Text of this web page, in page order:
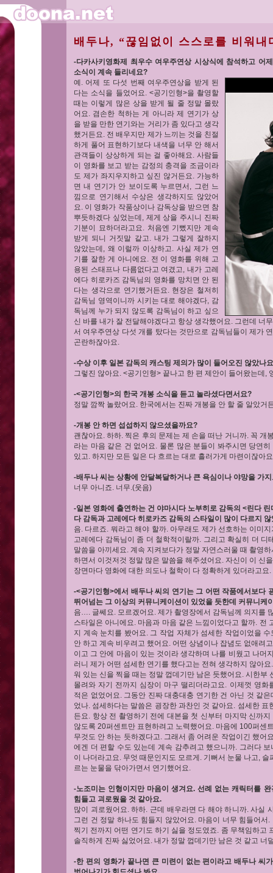
배두나, “끊임없이 스스로를 비워내
-다카사키영화제 최우수 여우주연상 시상식에 참석하고 어
소식이 계속 들리네요?
예. 어제 또 다섯 번째 여우주연상을 받게 된
다는 소식을 들었어요. <공기인형>을 촬영할
때는 이렇게 많은 상을 받게 될 줄 정말 몰랐
어요. 겸손한 척하는 게 아니라 제 연기가 상
을 받을 만한 연기와는 거리가 좀 있다고 생각
했거든요. 전 배우지만 제가 느끼는 것을 친절
하게 풀어 표현하기보다 내색을 너무 안 해서
관객들이 상상하게 되는 걸 좋아해요. 사람들
이 영화를 보고 받는 감정의 충격을 조금이라
도 제가 좌지우지하고 싶진 않거든요. 가능하
면 내 연기가 안 보이도록 누르면서, 그런 느
낌으로 연기해서 수상은 생각하지도 않았어
요. 이 영화가 작품상이나 감독상을 받으면 참
뿌듯하겠다 싶었는데, 제게 상을 주시니 진짜
기분이 묘하더라고요. 처음엔 기뻤지만 계속
받게 되니 거짓말 같고. 내가 그렇게 잘하지
않았는데, 왜 이럴까 이상하고. 사실 제가 연
기를 잘한 게 아니에요. 전 이 영화를 위해 고
용된 스태프나 다름없다고 여겼고, 내가 고레
에다 히로카즈 감독님의 영화를 망치면 안 된
다는 생각으로 연기했거든요. 현장은 철저히
감독님 영역이니까 시키는 대로 해야겠다, 감
독님께 누가 되지 않도록 감독님이 하고 싶으
신 바를 내가 잘 전달해야겠다고 항상 생각했어요. 그런데 너
서 여우주연상 다섯 개를 탔다는 것만으로 감독님들이 제가
곤란하잖아요.
-수상 이후 일본 감독의 캐스팅 제의가 많이 들어오진 않았나
그렇진 않아요. <공기인형> 끝나고 한 편 제안이 들어왔는데,
-<공기인형>의 한국 개봉 소식을 듣고 놀라셨다면서요?
정말 깜짝 놀랐어요. 한국에서는 진짜 개봉을 안 할 줄 알았거
-개봉 안 하면 섭섭하지 않으셨을까요?
괜찮아요. 하하. 찍은 후의 문제는 제 손을 떠난 거니까. 꼭 개
라는 마음 같은 건 없어요. 물론 많은 분들이 봐주시면 당연
있고. 하지만 모든 일은 다 흐르는 대로 흘러가게 마련이잖아
-배두나 씨는 상황에 안달복달하거나 큰 욕심이나 야망을 가
너무 아니죠. 너무.(웃음)
-일본 영화에 출연하는 건 야마시다 노부히로 감독의 <린다
다 감독과 고레에다 히로카즈 감독의 스타일이 많이 다르지
음. 다르죠. 뭐라고 해야 할까. 아무래도 제가 선호하는 이미
고레에다 감독님이 좀 더 철학적이랄까. 그리고 확실히 더 디
말씀을 아끼세요. 계속 지켜보다가 정말 자연스러울 때 촬영
하면서 이것저것 정말 많은 말씀을 해주셨어요. 자신이 이 신
장면마다 영화에 대한 의도나 철학이 다 정확하게 있더라고요
-<공기인형>에서 배두나 씨의 연기는 그 어떤 작품에서보다
뛰어넘는 그 이상의 커뮤니케이션이 있었을 듯한데 커뮤니케
음…. 글쎄요. 모르겠어요. 제가 촬영장에서 감독님께 의지를
스타일은 아니에요. 마음과 마음 같은 느낌이었다고 할까. 전
지 계속 눈치를 봤어요. 그 작업 자체가 섬세한 작업이었을
안 하고 계속 비우려고 했어요. 어떤 상념이나 잡념도 없애려
이고 그 안에 마음이 있는 것이라 생각하며 나를 비웠고 나머
러니 제가 어떤 섬세한 연기를 했다고는 전혀 생각하지 않아
워 있는 신을 찍을 때는 정말 껍데기만 남은 듯했어요. 시한부
몰려와 자기 전까지 심장이 마구 떨리더라고요. 이제껏 영
적은 없었어요. 그동안 진짜 대충대충 연기한 건 아닌 것 같
었나. 섬세하다는 말씀은 굉장한 과찬인 것 같아요. 섬세한
든요. 항상 전 촬영하기 전에 대본을 첫 신부터 마지막 신까
않도록 20퍼센트만 표현하려고 노력했어요. 마음에 100퍼센
무것도 안 하는 듯하겠다고. 그래서 좀 어려운 작업이긴 했어
에겐 더 편할 수도 있는데 계속 감추려고 했으니까. 그러다
이 나더라고요. 무엇 때문인지도 모르게. 기뻐서 눈물 나고,
르는 눈물을 닦아가면서 연기했어요.
-노조미는 인형이지만 마음이 생겨요. 선례 없는 캐릭터를
힘들고 괴로웠을 것 같아요.
많이 괴로웠어요. 하하. 근데 배우라면 다 해야 하니까. 사실
그런 건 정말 하나도 힘들지 않았어요. 마음이 너무 힘들어서
찍기 전까지 어떤 연기도 하기 싫을 정도였죠. 좀 무책임하고
솔직하게 진짜 싫었어요. 내가 정말 껍데기만 남은 것 같고 너
-한 편의 영화가 끝나면 큰 미련이 없는 편이라고 배두나 씨